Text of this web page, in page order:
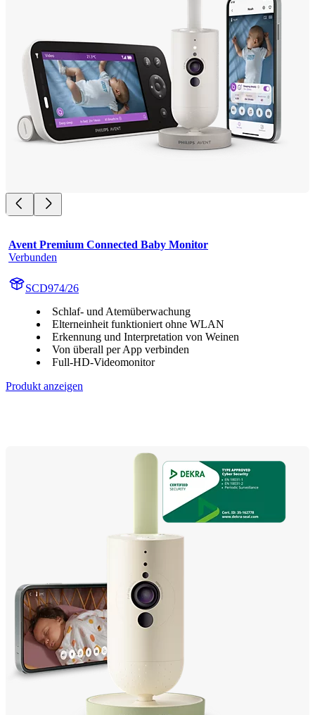
Avent Premium Connected Baby Monitor
Verbunden
SCD974/26
Schlaf- und Atemüberwachung
Elterneinheit funktioniert ohne WLAN
Erkennung und Interpretation von Weinen
Von überall per App verbinden
Full-HD-Videomonitor
Produkt anzeigen